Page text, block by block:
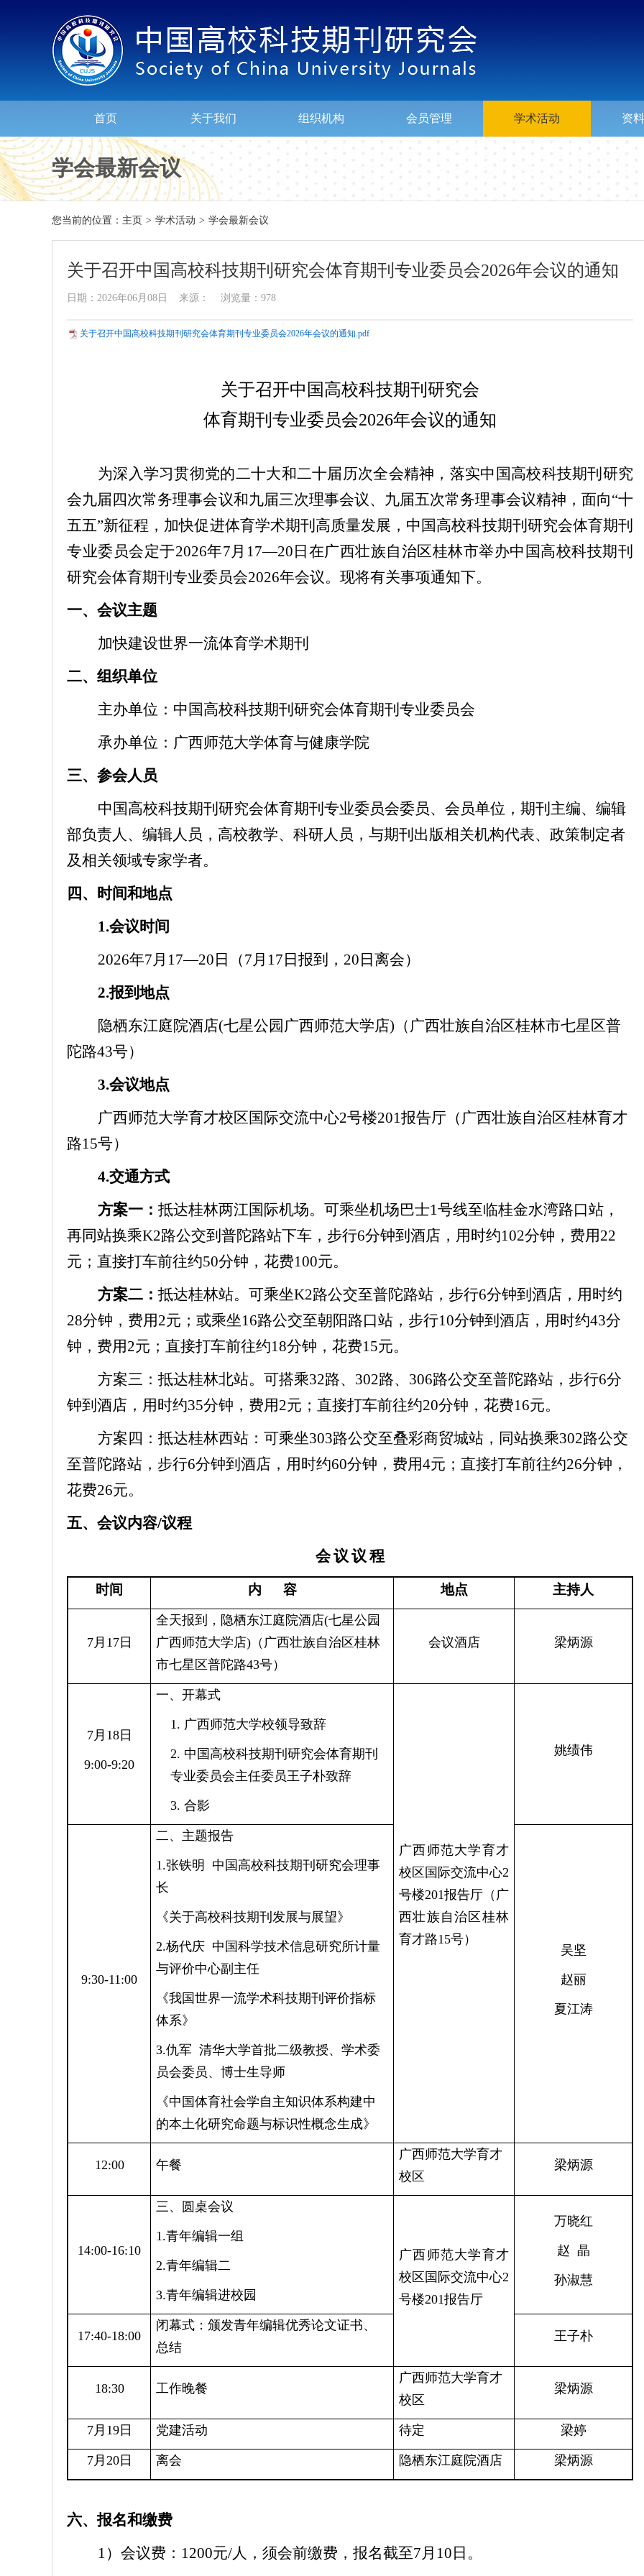
首页 关于我们 组织机构 会员管理 学术活动 资
学会最新会议
您当前的位置： 主页 > 学术活动 > 学会最新会议
关于召开中国高校科技期刊研究会体育期刊专业委员会2026年会议的通知
日期：2026年06月08日 来源： 浏览量：978
关于召开中国高校科技期刊研究会体育期刊专业委员会2026年会议的通知.pdf
关于召开中国高校科技期刊研究会
体育期刊专业委员会2026年会议的通知
为深入学习贯彻党的二十大和二十届历次全会精神，落实中国高校科技期刊研究
会九届四次常务理事会议和九届三次理事会议、九届五次常务理事会议精神，面向“十
五五”新征程，加快促进体育学术期刊高质量发展，中国高校科技期刊研究会体育期刊
专业委员会定于2026年7月17—20日在广西壮族自治区桂林市举办中国高校科技期刊
研究会体育期刊专业委员会2026年会议。现将有关事项通知下。
一、会议主题
加快建设世界一流体育学术期刊
二、组织单位
主办单位：中国高校科技期刊研究会体育期刊专业委员会
承办单位：广西师范大学体育与健康学院
三、参会人员
中国高校科技期刊研究会体育期刊专业委员会委员、会员单位，期刊主编、编辑
部负责人、编辑人员，高校教学、科研人员，与期刊出版相关机构代表、政策制定者
及相关领域专家学者。
四、时间和地点
1.会议时间
2026年7月17—20日（7月17日报到，20日离会）
2.报到地点
隐栖东江庭院酒店(七星公园广西师范大学店)（广西壮族自治区桂林市七星区普
陀路43号）
3.会议地点
广西师范大学育才校区国际交流中心2号楼201报告厅（广西壮族自治区桂林育才
路15号）
4.交通方式
方案一： 抵达桂林两江国际机场。可乘坐机场巴士1号线至临桂金水湾路口站，
再同站换乘K2路公交到普陀路站下车，步行6分钟到酒店，用时约102分钟，费用22
元；直接打车前往约50分钟，花费100元。
方案二： 抵达桂林站。可乘坐K2路公交至普陀路站，步行6分钟到酒店，用时约
28分钟，费用2元；或乘坐16路公交至朝阳路口站，步行10分钟到酒店，用时约43分
钟，费用2元；直接打车前往约18分钟，花费15元。
方案三：抵达桂林北站。可搭乘32路、302路、306路公交至普陀路站，步行6分
钟到酒店，用时约35分钟，费用2元；直接打车前往约20分钟，花费16元。
方案四：抵达桂林西站：可乘坐303路公交至叠彩商贸城站，同站换乘302路公交
至普陀路站，步行6分钟到酒店，用时约60分钟，费用4元；直接打车前往约26分钟，
花费26元。
五、会议内容/议程
会议 议 程
时间 内 容 地点 主持人
7月17日
全天报到，隐栖东江庭院酒店(七星公园
广西师范大学店)（广西壮族自治区桂林
市七星区普陀路43号）
会议酒店 梁炳源
7月18日
9:00-9:20
一、开幕式
1. 广西师范大学校领导致辞
2. 中国高校科技期刊研究会体育期刊
专业委员会主任委员王子朴致辞
3. 合影
广西师范大学育才
校区国际交流中心2
号楼201报告厅（广
西壮族自治区桂林
育才路15号）
姚绩伟
9:30-11:00
二、主题报告
1.张铁明 中国高校科技期刊研究会理事
长
《关于高校科技期刊发展与展望》
2.杨代庆 中国科学技术信息研究所计量
与评价中心副主任
《我国世界一流学术科技期刊评价指标
体系》
3.仇军 清华大学首批二级教授、学术委
员会委员、博士生导师
《中国体育社会学自主知识体系构建中
的本土化研究命题与标识性概念生成》
吴坚
赵丽
夏江涛
12:00 午餐
广西师范大学育才
校区
梁炳源
14:00-16:10
三、圆桌会议
1.青年编辑一组
2.青年编辑二
3.青年编辑进校园
广西师范大学育才
校区国际交流中心2
号楼201报告厅
万晓红
赵 晶
孙淑慧
17:40-18:00
闭幕式：颁发青年编辑优秀论文证书、
总结
王子朴
18:30 工作晚餐
广西师范大学育才
校区
梁炳源
7月19日 党建活动 待定 梁婷
7月20日 离会 隐栖东江庭院酒店 梁炳源
六、报名和缴费
1）会议费： 1200元/人，须会前缴费，报名截至7月10日。